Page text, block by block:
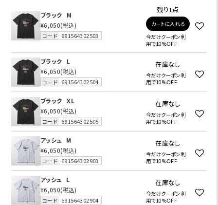
ブラック
M
¥6,050(税込)
コード 691564302503
残り1点
カートに入れる
今だけクーポン利
用で10%OFF
ブラック
L
¥6,050(税込)
コード 691564302504
在庫なし
今だけクーポン利
用で10%OFF
ブラック
XL
¥6,050(税込)
コード 691564302505
在庫なし
今だけクーポン利
用で10%OFF
アッシュ
M
¥6,050(税込)
コード 691564302903
在庫なし
今だけクーポン利
用で10%OFF
アッシュ
L
¥6,050(税込)
コード 691564302904
在庫なし
今だけクーポン利
用で10%OFF